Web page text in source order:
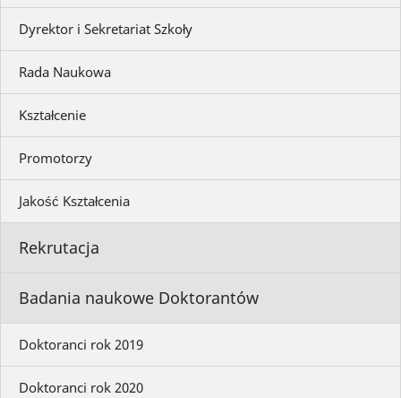
Dyrektor i Sekretariat Szkoły
Rada Naukowa
Kształcenie
Promotorzy
Jakość Kształcenia
Rekrutacja
Badania naukowe Doktorantów
Doktoranci rok 2019
Doktoranci rok 2020